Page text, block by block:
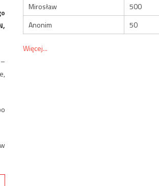
Mirosław
500
Anonim
50
Więcej...